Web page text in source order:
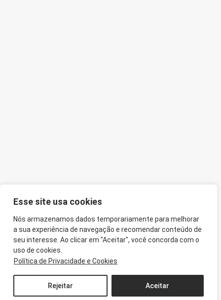
Esse site usa cookies
Nós armazenamos dados temporariamente para melhorar
a sua experiência de navegação e recomendar conteúdo de
seu interesse. Ao clicar em "Aceitar", você concorda com o
uso de cookies.
Política de Privacidade e Cookies
Rejeitar Aceitar